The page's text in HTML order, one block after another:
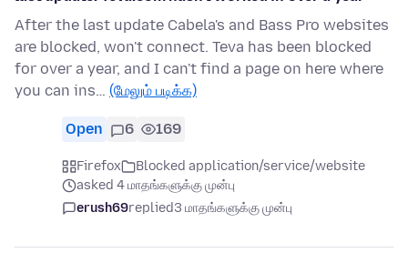
After the last update Cabela's and Bass Pro websites
are blocked, won't connect. Teva has been blocked
for over a year, and I can't find a page on here where
you can ins… (மேலும் படிக்க)
Open 6 169
Firefox
Blocked application/service/website
asked 4 மாதங்களுக்கு முன்பு
erush69replied3 மாதங்களுக்கு முன்பு